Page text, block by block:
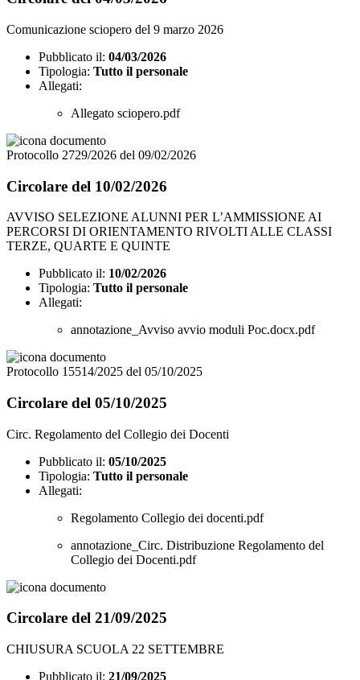
Comunicazione sciopero del 9 marzo 2026
Pubblicato il: 04/03/2026
Tipologia: Tutto il personale
Allegati:
Allegato sciopero.pdf
Protocollo 2729/2026 del 09/02/2026
Circolare del 10/02/2026
AVVISO SELEZIONE ALUNNI PER L’AMMISSIONE AI
PERCORSI DI ORIENTAMENTO RIVOLTI ALLE CLASSI
TERZE, QUARTE E QUINTE
Pubblicato il: 10/02/2026
Tipologia: Tutto il personale
Allegati:
annotazione_Avviso avvio moduli Poc.docx.pdf
Protocollo 15514/2025 del 05/10/2025
Circolare del 05/10/2025
Circ. Regolamento del Collegio dei Docenti
Pubblicato il: 05/10/2025
Tipologia: Tutto il personale
Allegati:
Regolamento Collegio dei docenti.pdf
annotazione_Circ. Distribuzione Regolamento del
Collegio dei Docenti.pdf
Circolare del 21/09/2025
CHIUSURA SCUOLA 22 SETTEMBRE
Pubblicato il: 21/09/2025